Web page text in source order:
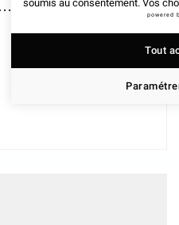
soumis au consentement. Vos
powered
Tout